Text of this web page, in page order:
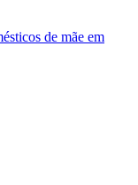
de mãe em